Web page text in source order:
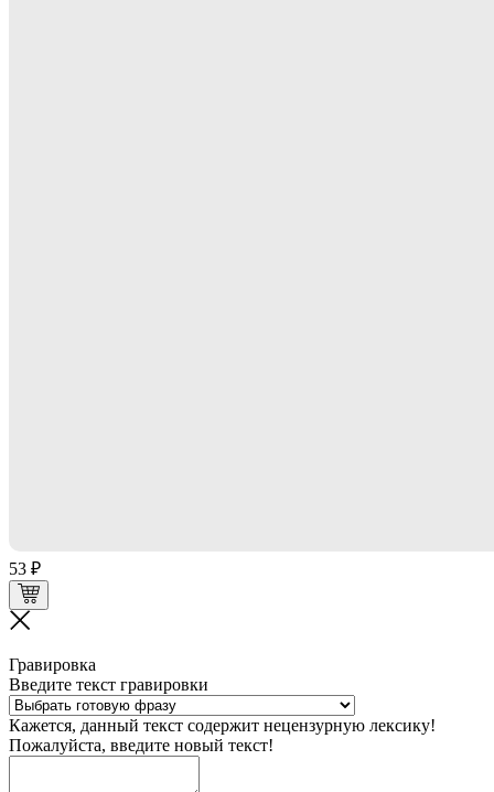
53 ₽
Гравировка
Введите текст гравировки
Кажется, данный текст содержит нецензурную лексику!
Пожалуйста, введите новый текст!